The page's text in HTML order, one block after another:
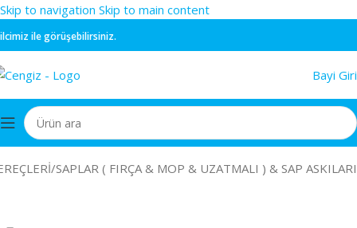
Skip to navigation Skip to main content
ile görüşebilirsiniz.
Bayi
/SAPLAR ( FIRÇA & MOP & UZATMALI ) & SAP ASKILARI